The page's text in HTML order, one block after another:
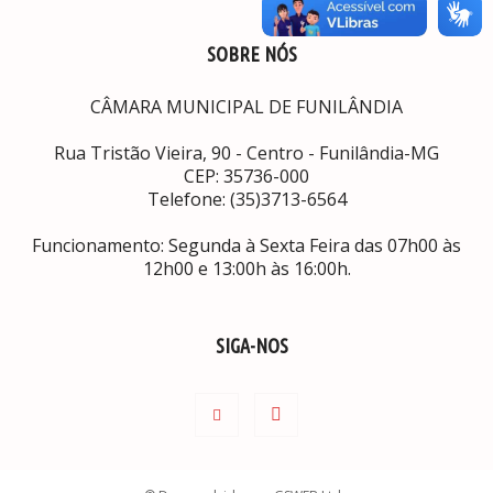
SOBRE NÓS
CÂMARA MUNICIPAL DE FUNILÂNDIA
Rua Tristão Vieira, 90 - Centro - Funilândia-MG
CEP: 35736-000
Telefone: (35)3713-6564
Funcionamento: Segunda à Sexta Feira das 07h00 às
12h00 e 13:00h às 16:00h.
SIGA-NOS